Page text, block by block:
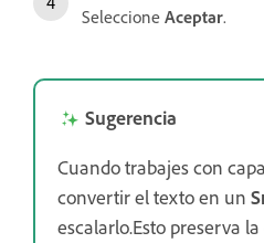
Seleccione Aceptar.
Sugerencia
Cuando trabajes con
convertir el texto en un
escalarlo.Esto preserva